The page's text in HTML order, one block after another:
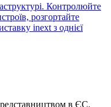
Контролюйте
розгортайте
inext з однієї
в ЄС.